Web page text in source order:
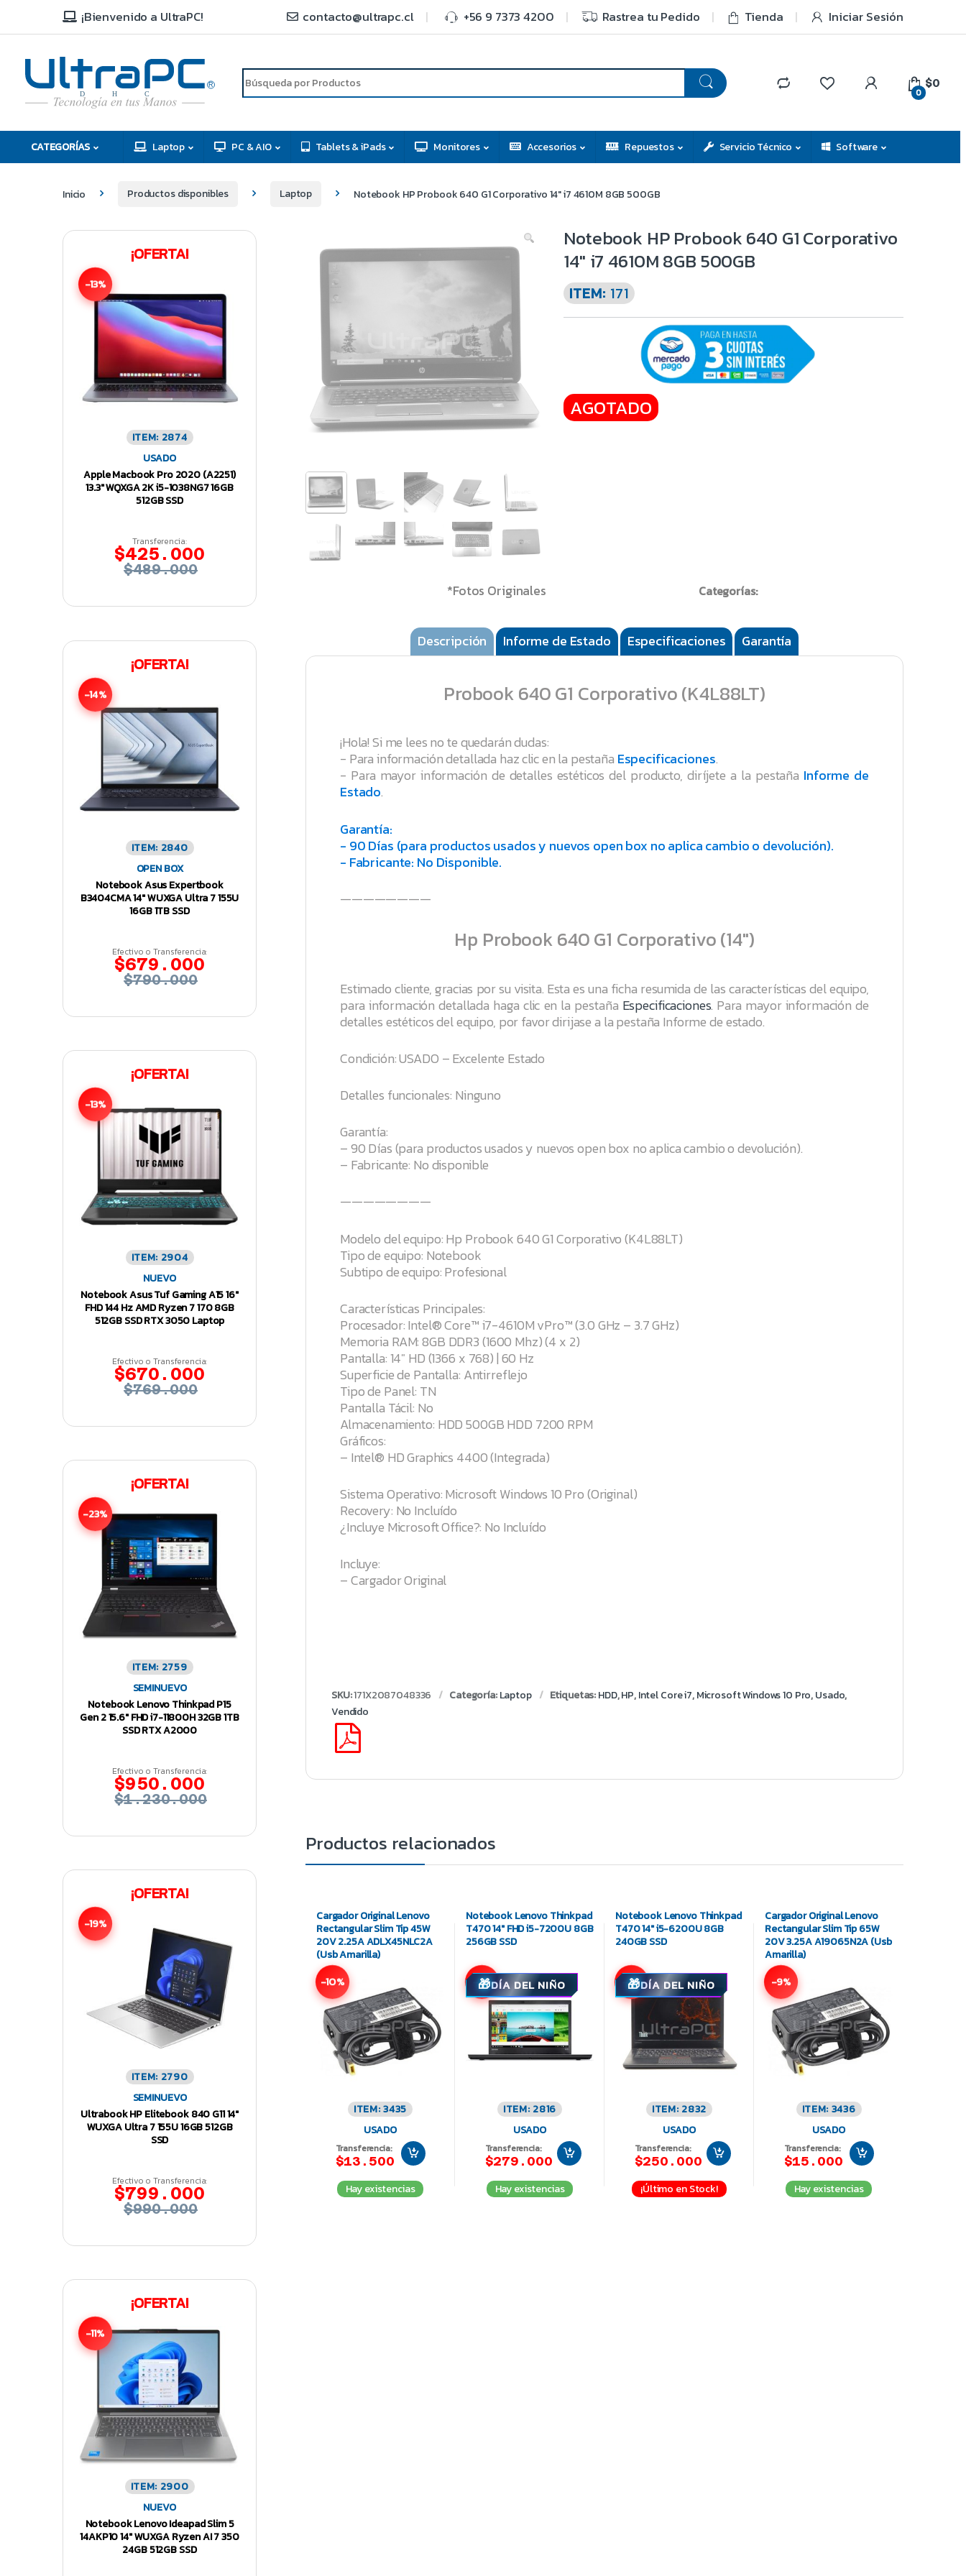
¡Bienvenido a UltraPC! contacto@ultrapc.cl +56 9 7373 4200 Rastrea tu Pedido Tienda Iniciar Sesión
C
H
D
R
0
$0
CATEGORÍAS Laptop PC & AIO Tablets & iPads Monitores Accesorios Repuestos Servicio Técnico Software
Inicio Productos disponibles Laptop Notebook HP Probook 640 G1 Corporativo 14″ i7 4610M 8GB 500GB
Notebook HP Probook 640 G1 Corporativo
14″ i7 4610M 8GB 500GB
ITEM: 171
AGOTADO
*Fotos Originales Categorías:
Descripción Informe de Estado Especificaciones Garantía
Probook 640 G1 Corporativo (K4L88LT)
¡Hola! Si me lees no te quedarán dudas:
- Para información detallada haz clic en la pestaña Especificaciones.
- Para mayor información de detalles estéticos del producto, diríjete a la pestaña Informe de
Estado.
Garantía:
- 90 Días (para productos usados y nuevos open box no aplica cambio o devolución).
- Fabricante: No Disponible.
————————
Hp Probook 640 G1 Corporativo (14″)
Estimado cliente, gracias por su visita. Esta es una ficha resumida de las características del equipo,
para información detallada haga clic en la pestaña Especificaciones. Para mayor información de
detalles estéticos del equipo, por favor dirijase a la pestaña Informe de estado.
Condición: USADO – Excelente Estado
Detalles funcionales: Ninguno
Garantía:
– 90 Días (para productos usados y nuevos open box no aplica cambio o devolución).
– Fabricante: No disponible
————————
Modelo del equipo: Hp Probook 640 G1 Corporativo (K4L88LT)
Tipo de equipo: Notebook
Subtipo de equipo: Profesional
Características Principales:
Procesador: Intel® Core™ i7-4610M vPro™ (3.0 GHz – 3.7 GHz)
Memoria RAM: 8GB DDR3 (1600 Mhz) (4 x 2)
Pantalla: 14″ HD (1366 x 768) | 60 Hz
Superficie de Pantalla: Antirreflejo
Tipo de Panel: TN
Pantalla Tácil: No
Almacenamiento: HDD 500GB HDD 7200 RPM
Gráficos:
– Intel® HD Graphics 4400 (Integrada)
Sistema Operativo: Microsoft Windows 10 Pro (Original)
Recovery: No Incluído
¿Incluye Microsoft Office?: No Incluído
Incluye:
– Cargador Original
SKU:171X2087048336 Categoría:Laptop Etiquetas:HDD,HP,Intel Core i7,Microsoft Windows 10 Pro,Usado,
Vendido
Productos relacionados
Cargador Original Lenovo
Rectangular Slim Tip 45W
20V 2.25A ADLX45NLC2A
(Usb Amarilla)
-10%
ITEM: 3435
USADO
Transferencia:
$13.500
Hay existencias
Notebook Lenovo Thinkpad
T470 14″ FHD i5-7200U 8GB
256GB SSD
-11%DÍA DEL NIÑO
ITEM: 2816
USADO
Transferencia:
$279.000
Hay existencias
Notebook Lenovo Thinkpad
T470 14″ i5-6200U 8GB
240GB SSD
-7%DÍA DEL NIÑO
ITEM: 2832
USADO
Transferencia:
$250.000
¡Último en Stock!
Cargador Original Lenovo
Rectangular Slim Tip 65W
20V 3.25A A19065N2A (Usb
Amarilla)
-9%
ITEM: 3436
USADO
Transferencia:
$15.000
Hay existencias
¡OFERTA!
-13%
ITEM: 2874
USADO
Apple Macbook Pro 2020 (A2251)
13.3″ WQXGA 2K i5-1038NG7 16GB
512GB SSD
Transferencia:
$425.000
$489.000
¡OFERTA!
-14%
ITEM: 2840
OPEN BOX
Notebook Asus Expertbook
B3404CMA 14″ WUXGA Ultra 7 155U
16GB 1TB SSD
Efectivo o Transferencia:
$679.000
$790.000
¡OFERTA!
-13%
ITEM: 2904
NUEVO
Notebook Asus Tuf Gaming A15 16″
FHD 144 Hz AMD Ryzen 7 170 8GB
512GB SSD RTX 3050 Laptop
Efectivo o Transferencia:
$670.000
$769.000
¡OFERTA!
-23%
ITEM: 2759
SEMINUEVO
Notebook Lenovo Thinkpad P15
Gen 2 15.6″ FHD i7-11800H 32GB 1TB
SSD RTX A2000
Efectivo o Transferencia:
$950.000
$1.230.000
¡OFERTA!
-19%
ITEM: 2790
SEMINUEVO
Ultrabook HP Elitebook 840 G11 14″
WUXGA Ultra 7 155U 16GB 512GB
SSD
Efectivo o Transferencia:
$799.000
$990.000
¡OFERTA!
-11%
ITEM: 2900
NUEVO
Notebook Lenovo Ideapad Slim 5
14AKP10 14″ WUXGA Ryzen AI 7 350
24GB 512GB SSD